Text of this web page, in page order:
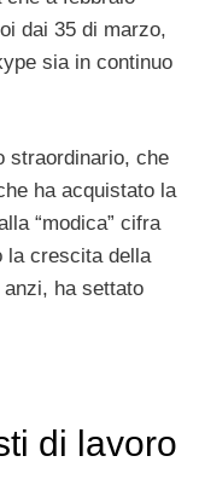
dai 35 di marzo,
sia in continuo
straordinario, che
ha acquistato la
“modica” cifra
la crescita della
ha settato
di lavoro